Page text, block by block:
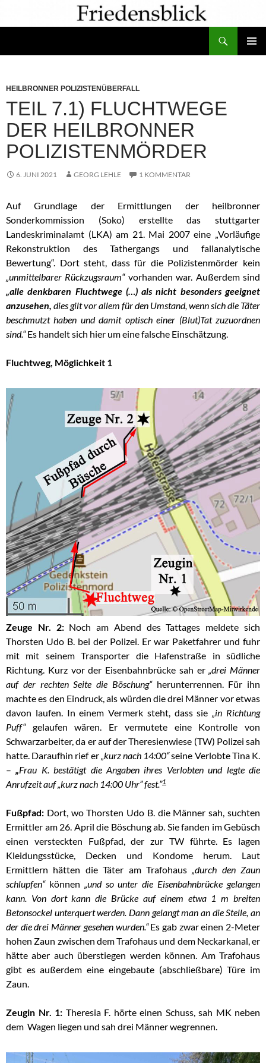
HEILBRONNER POLIZISTENÜBERFALL
TEIL 7.1) FLUCHTWEGE
DER HEILBRONNER
POLIZISTENMÖRDER
6. JUNI 2021 GEORG LEHLE 1 KOMMENTAR
Auf Grundlage der Ermittlungen der heilbronner
Sonderkommission (Soko) erstellte das stuttgarter
Landeskriminalamt (LKA) am 21. Mai 2007 eine „Vorläufige
Rekonstruktion des Tathergangs und fallanalytische
Bewertung“. Dort steht, dass für die Polizistenmörder kein
„unmittelbarer Rückzugsraum“vorhanden war. Außerdem sind
„alle denkbaren Fluchtwege (…) als nicht besonders geeignet
anzusehen, dies gilt vor allem für den Umstand, wenn sich die Täter
beschmutzt haben und damit optisch einer (Blut)Tat zuzuordnen
sind.“Es handelt sich hier um eine falsche Einschätzung.
Fluchtweg, Möglichkeit 1
Zeuge Nr. 2: Noch am Abend des Tattages meldete sich
Thorsten Udo B. bei der Polizei. Er war Paketfahrer und fuhr
mit mit seinem Transporter die Hafenstraße in südliche
Richtung. Kurz vor der Eisenbahnbrücke sah er„drei Männer
auf der rechten Seite die Böschung“herunterrennen. Für ihn
machte es den Eindruck, als würden die drei Männer vor etwas
davon laufen. In einem Vermerk steht, dass sie„in Richtung
Puff“gelaufen wären. Er vermutete eine Kontrolle von
Schwarzarbeiter, da er auf der Theresienwiese (TW) Polizei sah
hatte. Daraufhin rief er„kurz nach 14:00“seine Verlobte Tina K.
– „Frau K. bestätigt die Angaben ihres Verlobten und legte die
Anrufzeit auf „kurz nach 14:00 Uhr” fest.”1
Fußpfad: Dort, wo Thorsten Udo B. die Männer sah, suchten
Ermittler am 26. April die Böschung ab. Sie fanden im Gebüsch
einen versteckten Fußpfad, der zur TW führte. Es lagen
Kleidungsstücke, Decken und Kondome herum. Laut
Ermittlern hätten die Täter am Trafohaus„durch den Zaun
schlupfen“ können „und so unter die Eisenbahnbrücke gelangen
kann. Von dort kann die Brücke auf einem etwa 1 m breiten
Betonsockel unterquert werden. Dann gelangt man an die Stelle, an
der die drei Männer gesehen wurden.“Es gab zwar einen 2-Meter
hohen Zaun zwischen dem Trafohaus und dem Neckarkanal, er
hätte aber auch überstiegen werden können. Am Trafohaus
gibt es außerdem eine eingebaute (abschließbare) Türe im
Zaun.
Zeugin Nr. 1: Theresia F. hörte einen Schuss, sah MK neben
dem Wagen liegen und sah drei Männer wegrennen.